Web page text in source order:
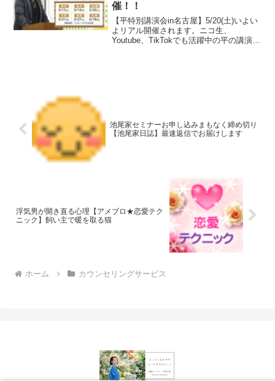
催！！
【平特別講演会in名古屋】5/20(土)いよい
よリアル開催されます。ニコ生、
Youtube、TikTokでも活躍中の平の講演
池尾家セミナーお申し込みまもなく締め切り
【池尾家日誌】最速返信でお届けします
浮気男が開き直る心理【アメブロ★恋愛テク
ニック】飼い主で暖を取る猫
ホーム カウンセリングサービス